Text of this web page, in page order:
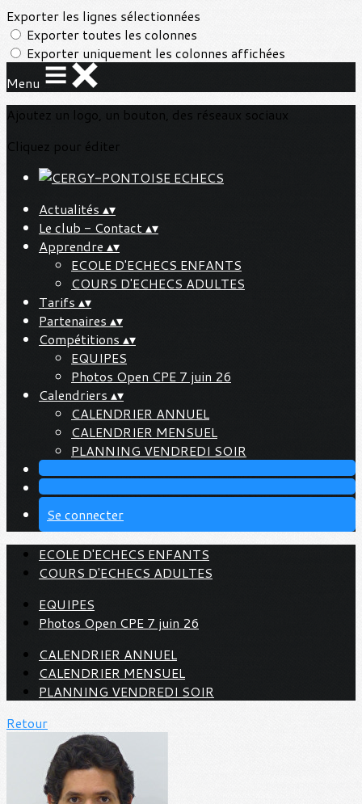
Exporter les lignes sélectionnées
Exporter toutes les colonnes
Exporter uniquement les colonnes affichées
Menu
Ajoutez un logo, un bouton, des réseaux sociaux
Cliquez pour éditer
Actualités ▴▾
Le club - Contact▴▾
Apprendre ▴▾
ECOLE D'ECHECS ENFANTS
COURS D'ECHECS ADULTES
Tarifs ▴▾
Partenaires ▴▾
Compétitions ▴▾
EQUIPES
Photos Open CPE 7 juin 26
Calendriers ▴▾
CALENDRIER ANNUEL
CALENDRIER MENSUEL
PLANNING VENDREDI SOIR
Se connecter
ECOLE D'ECHECS ENFANTS
COURS D'ECHECS ADULTES
EQUIPES
Photos Open CPE 7 juin 26
CALENDRIER ANNUEL
CALENDRIER MENSUEL
PLANNING VENDREDI SOIR
Retour